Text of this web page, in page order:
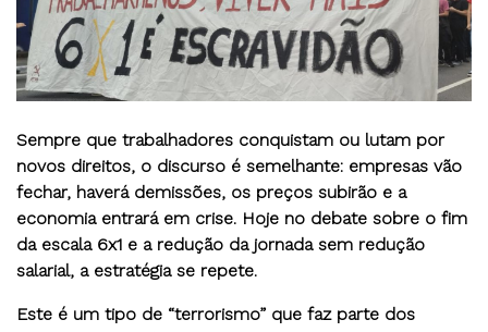
Sempre que trabalhadores conquistam ou lutam por
novos direitos, o discurso é semelhante: empresas vão
fechar, haverá demissões, os preços subirão e a
economia entrará em crise. Hoje no debate sobre o fim
da escala 6x1 e a redução da jornada sem redução
salarial, a estratégia se repete.
Este é um tipo de “terrorismo” que faz parte dos